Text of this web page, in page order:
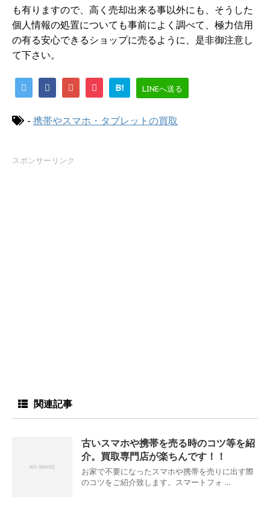
も有りますので、高く売却出来る事以外にも、そうした
個人情報の処置についても事前によく調べて、極力信用
の有る安心できるショップに売るように、是非御注意し
て下さい。
B! LINEへ送る
- 携帯やスマホ・タブレットの買取
スポンサーリンク
関連記事
古いスマホや携帯を売る時のコツ等を紹
介。買取専門店が楽ちんです！！
お家で不要になったスマホや携帯を売りに出す際
のコツをご紹介致します。スマートフォ ...